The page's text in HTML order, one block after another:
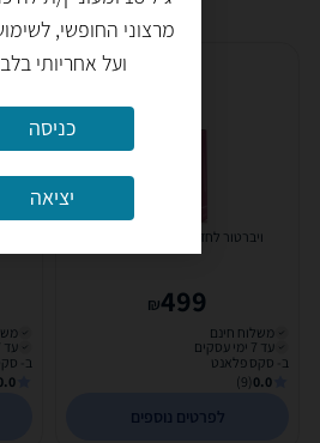
ויברטור לחדירה Serene Purple
499
₪
משלוח חינם
עד 7 ימי עסקים
ב- סקס פלאנט
0.0
(9)
לפרטים נוספים
עד 7 ימי עסקים
ב-
מרצוני החופשי,
ועל אחריותי
יציאה
כניסה